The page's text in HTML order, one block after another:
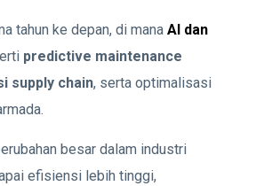
tahun ke depan, di mana AI dan
predictive maintenance
supply chain, serta optimalisasi
besar dalam industri
efisiensi lebih tinggi,